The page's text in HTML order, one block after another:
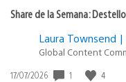
Share de la Semana:
Laura Townsend |
Global Content
Fecha
17/07/2026 1 4